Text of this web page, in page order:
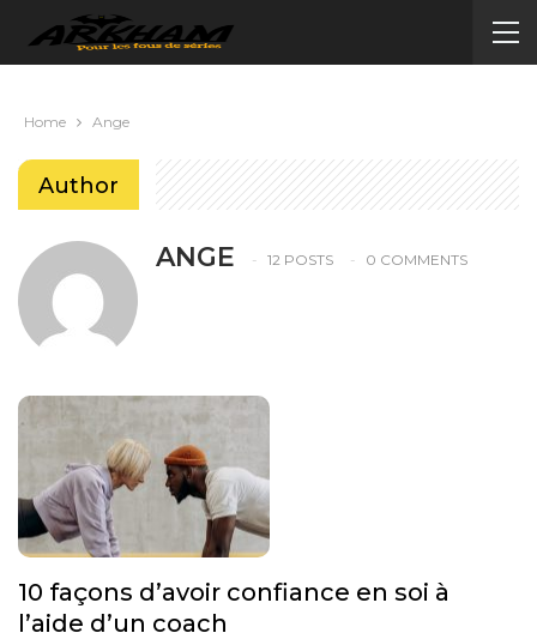
Home Ange
Author
ANGE 12 POSTS 0 COMMENTS
10 façons d’avoir confiance en soi à
l’aide d’un coach